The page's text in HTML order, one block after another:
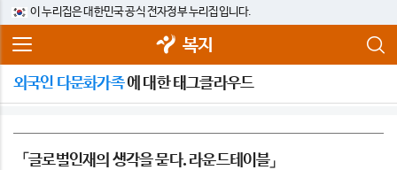
이 누리집은 대한민국 공식 전자정부 누리집입니다.
복지
외국인 다문화가족에 대한 태그클라우드
「글로벌인재의 생각을 묻다. 라운드테이블」